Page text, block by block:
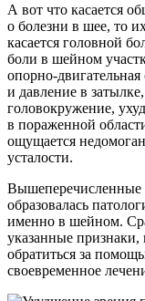
А вот что касается
о болезни в шее, то
касается головной
боли в шейном
опорно-
и давление в
головокружение,
в пораженной
ощущается
усталости.
образовалась
именно в шейном.
указанные
обратиться за
своевременное